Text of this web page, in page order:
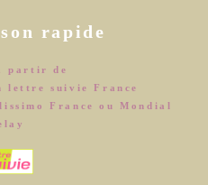
rapide
partir de
lettre suivie France
France ou Mondial